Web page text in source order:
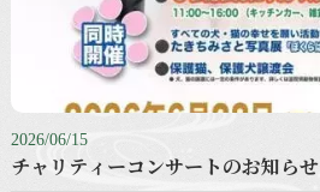
2026/06/15
チャリティーコンサートのお知らせ